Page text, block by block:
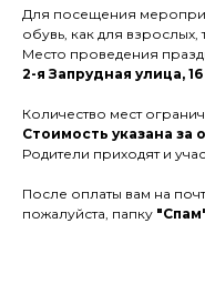
Для посещения
обувь, как для взрослых,
Место проведения
2-я Запрудная улица, 16
Количество мест
Стоимость указана за
Родители приходят и
После оплаты вам на
пожалуйста, папку